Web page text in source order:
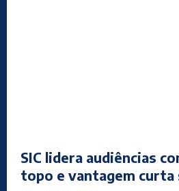
SIC lidera audiências
topo e vantagem curta